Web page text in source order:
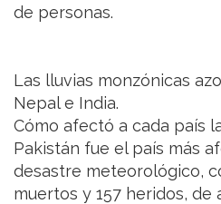
de personas.
Las lluvias monzónicas
Nepal e India.
Cómo afectó a cada país
Pakistán fue el país más
desastre meteorológico,
muertos y 157 heridos, de